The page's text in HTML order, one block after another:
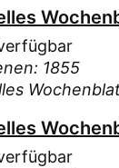
1855